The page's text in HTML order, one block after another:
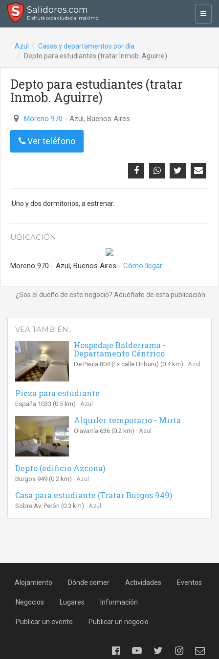
Salidores.com
Disfrutá cada ciudad al máximo
Azul
Casas y departamentos por día
Depto para estudiantes (tratar Inmob. Aguirre)
Depto para estudiantes (tratar
Inmob. Aguirre)
Moreno 970 - Azul, Buenos Aires
Ver teléfono
Uno y dos dormitorios, a estrenar.
UBICACIÓN
Moreno 970 - Azul, Buenos Aires - Cómo llegar
¿Sos el dueño de este negocio? Aduéñate de esta publicación
VEA TAMBIÉN..
Hospedaje Balderrama -
Departamento Céntrico
De Paula 804 (Ex calle Uriburu) (0.4 km) Azul
Pieza para estudiante
España 1033 (0.5 km) Azul
Alquiler temporario - Mirta
Olavarría 636 (0.2 km) Azul
Depto (edificio Azcona)
Burgos 949 (0.2 km) Azul
Casa para estudiante (Tratar Burgos 949)
Sobre Av. Perón (0.3 km) Azul
Alojamiento Dónde comer Actividades Eventos
Negocios Lugares Información
Publicar un evento Publicar un negocio